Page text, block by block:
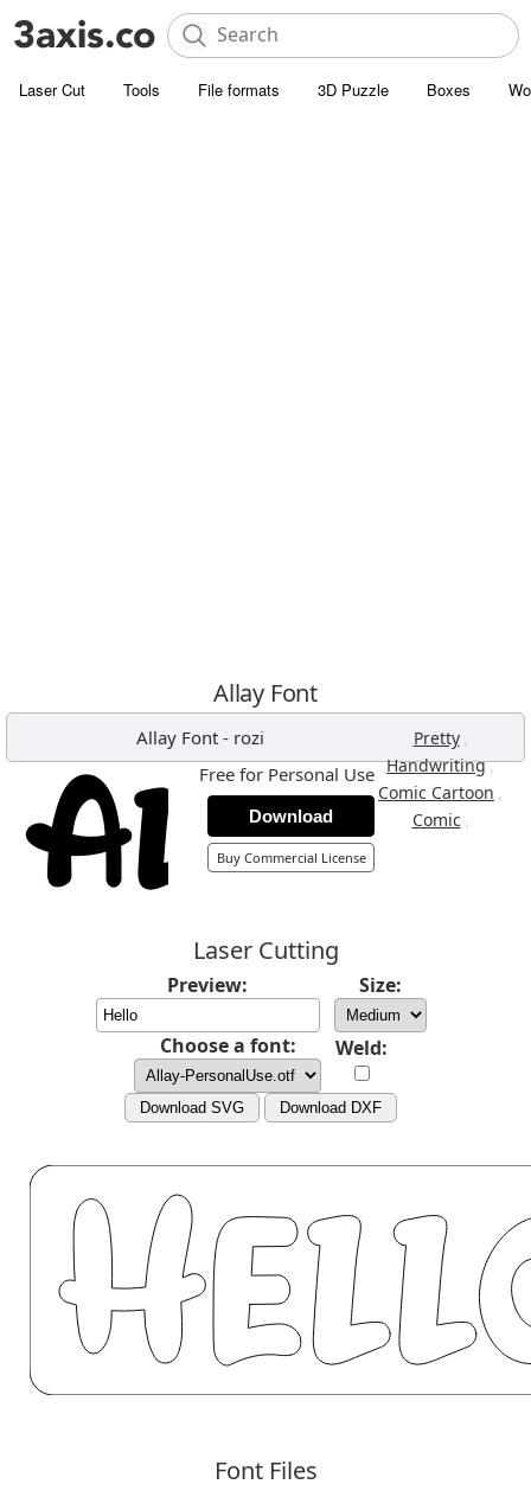
Laser Cut Tools File formats 3D Puzzle Boxes
Allay Font
Allay Font- rozi Pretty ,
Handwriting,
Comic Cartoon ,
Comic ,
Free for Personal Use
Download
Buy Commercial License
Laser Cutting
Preview: Size:
Choose a font: Weld:
Download SVG Download DXF
Font Files